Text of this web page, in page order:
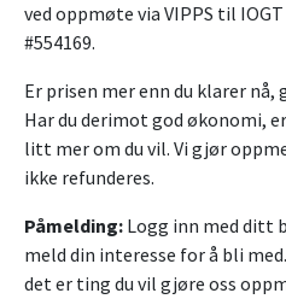
ved oppmøte via VIPPS til
#554169.
Er prisen mer enn du klarer
Har du derimot god økonomi,
litt mer om du vil. Vi gjør
ikke refunderes.
Påmelding: Logg inn med ditt
meld din interesse for å bli
det er ting du vil gjøre oss